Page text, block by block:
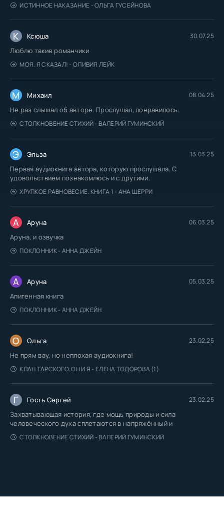
ИСТИННОЕ НАКАЗАНИЕ - ОЛЬГА ГУСЕЙНОВА
К Ксюша 30.07.25
Люблю такие романчики
МОЯ. Я СКАЗАЛ! - ОЛИВИЯ ЛЕЙК
М Михаил 08.04.25
Не раз слышал об авторе. Прослушал, понравилось.
СТОЛКНОВЕНИЕ СТИХИЙ - ВАЛЕРИЙ ГУМИНСКИЙ
Э Эльза 13.03.25
Первая аудиокнига автора, которую прослушала. С
удовольствием познакомлюсь и с другими.
ХРУПКОЕ РАВНОВЕСИЕ. КНИГА 1 - АНА ШЕРРИ
А Аруна 06.03.25
Аруна, и озвучка
ПОКЛОННИК - АННА ДЖЕЙН
А Аруна 05.03.25
Апигенная книга
ПОКЛОННИК - АННА ДЖЕЙН
О Ольга 23.02.25
Не прям вау, но неплохая аудиокнига!
КЛАН ТАРСКОГО. ОН И Я - ЕЛЕНА ТОДОРОВА (1)
Г Гость Сергей 23.02.25
Захватывающая история, где мощь природы и сила
человеческого духа сплетаются в напряжённый и
СТОЛКНОВЕНИЕ СТИХИЙ - ВАЛЕРИЙ ГУМИНСКИЙ